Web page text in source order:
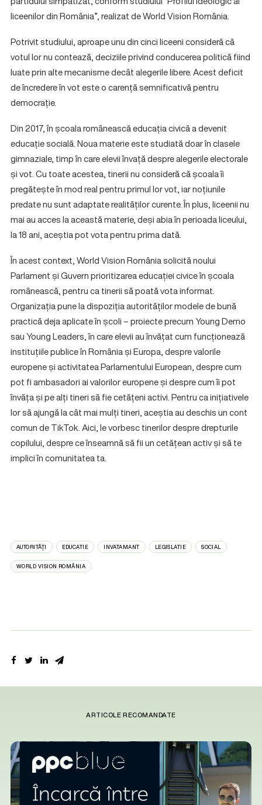
liceenilor din România”, realizat de World Vision România.
Potrivit studiului, aproape unu din cinci liceeni consideră că
votul lor nu contează, deciziile privind conducerea politică fiind
luate prin alte mecanisme decât alegerile libere. Acest deficit
de încredere în vot este o carență semnificativă pentru
democrație.
Din 2017, în școala românească educația civică a devenit
educație socială. Noua materie este studiată doar în clasele
gimnaziale, timp în care elevii învață despre alegerile electorale
și vot. Cu toate acestea, tinerii nu consideră că școala îi
pregătește în mod real pentru primul lor vot, iar noțiunile
predate nu sunt adaptate realităților curente. În plus, liceenii nu
mai au acces la această materie, deși abia în perioada liceului,
la 18 ani, aceștia pot vota pentru prima dată.
În acest context, World Vision România solicită noului
Parlament și Guvern prioritizarea educației civice în școala
românească, pentru ca tinerii să poată vota informat.
Organizația pune la dispoziția autorităților modele de bună
practică deja aplicate în școli – proiecte precum Young Demo
sau Young Leaders, în care elevii au învățat cum funcționează
instituțiile publice în România și Europa, despre valorile
europene și activitatea Parlamentului European, despre cum
pot fi ambasadori ai valorilor europene și despre cum îi pot
învăța și pe alți tineri să fie cetățeni activi. Pentru ca inițiativele
lor să ajungă la cât mai mulți tineri, aceștia au deschis un cont
comun de TikTok. Aici, le vorbesc tinerilor despre drepturile
copilului, despre ce înseamnă să fii un cetățean activ și să te
implici în comunitatea ta.
AUTORITĂȚI EDUCATIE INVATAMANT LEGISLATIE SOCIAL
WORLD VISION ROMÂNIA
ARTICOLE RECOMANDATE